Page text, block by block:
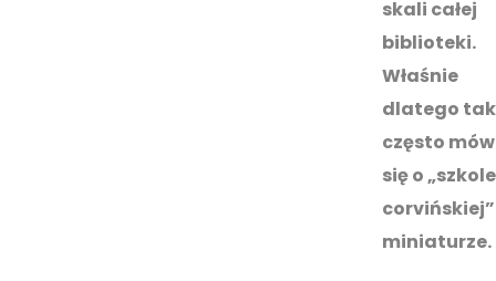
skali całej
biblioteki.
Właśnie
dlatego tak
często
się o „szkole
miniaturze.